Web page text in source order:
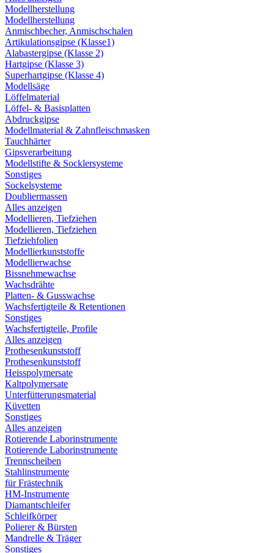
Modellherstellung
Modellherstellung
Anmischbecher, Anmischschalen
Artikulationsgipse (Klasse1)
Alabastergipse (Klasse 2)
Hartgipse (Klasse 3)
Superhartgipse (Klasse 4)
Modellsäge
Löffelmaterial
Löffel- & Basisplatten
Abdruckgipse
Modellmaterial & Zahnfleischmasken
Tauchhärter
Gipsverarbeitung
Modellstifte & Socklersysteme
Sonstiges
Sockelsysteme
Doubliermassen
Alles anzeigen
Modellieren, Tiefziehen
Modellieren, Tiefziehen
Tiefziehfolien
Modellierkunststoffe
Modellierwachse
Bissnehmewachse
Wachsdrähte
Platten- & Gusswachse
Wachsfertigteile & Retentionen
Sonstiges
Wachsfertigteile, Profile
Alles anzeigen
Prothesenkunststoff
Prothesenkunststoff
Heisspolymersate
Kaltpolymersate
Unterfütterungsmaterial
Küvetten
Sonstiges
Alles anzeigen
Rotierende Laborinstrumente
Rotierende Laborinstrumente
Trennscheiben
Stahlinstrumente
für Frästechnik
HM-Instrumente
Diamantschleifer
Schleifkörper
Polierer & Bürsten
Mandrelle & Träger
Sonstiges